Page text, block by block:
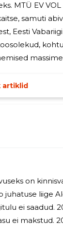
MTÜ EV
samuti
ja Liidu
artiklid
on
liige
2023. aasta jooksul
palgalisi töötajaid